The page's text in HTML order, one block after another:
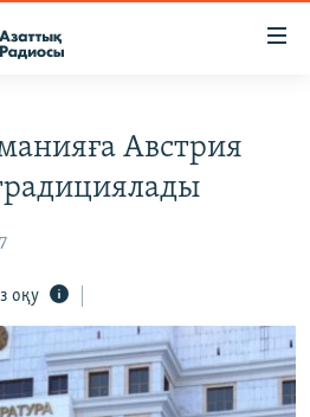
Австрия
оқу